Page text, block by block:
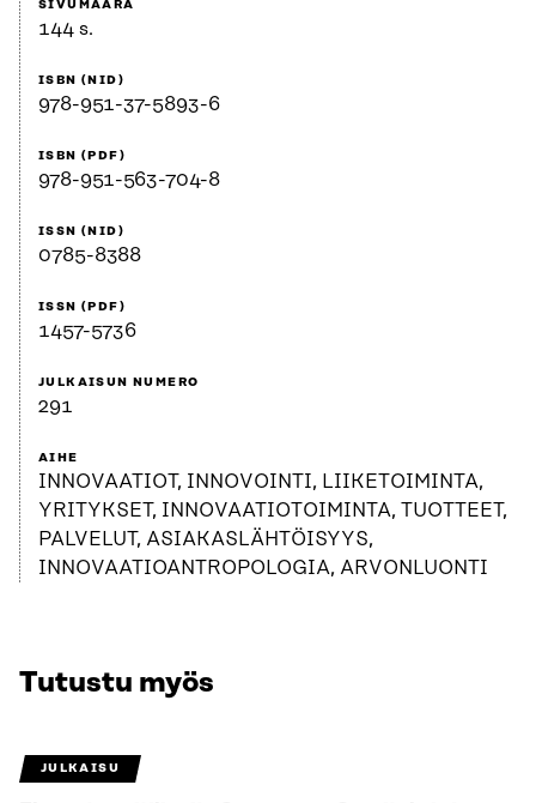
SIVUMÄÄRÄ
144 s.
ISBN (NID)
978-951-37-5893-6
ISBN (PDF)
978-951-563-704-8
ISSN (NID)
0785-8388
ISSN (PDF)
1457-5736
JULKAISUN NUMERO
291
AIHE
INNOVAATIOT, INNOVOINTI, LIIKETOIMINTA,
YRITYKSET, INNOVAATIOTOIMINTA, TUOTTEET,
PALVELUT, ASIAKASLÄHTÖISYYS,
INNOVAATIOANTROPOLOGIA, ARVONLUONTI
Tutustu myös
JULKAISU